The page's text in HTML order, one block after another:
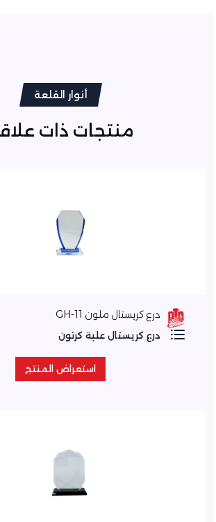
أنوار القلعة
منتجات ذات
درع كريستال ملون GH-11
درع كريستال علبة كرتون
استعراض المنتج
استعراض المنتج